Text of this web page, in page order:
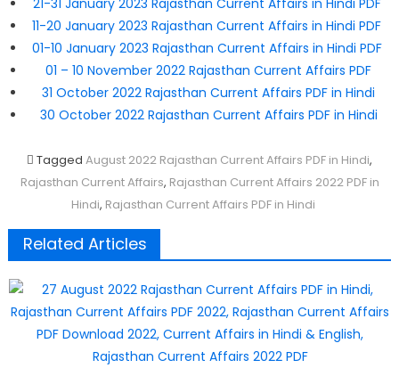
21-31 January 2023 Rajasthan Current Affairs in Hindi PDF
11-20 January 2023 Rajasthan Current Affairs in Hindi PDF
01-10 January 2023 Rajasthan Current Affairs in Hindi PDF
01 – 10 November 2022 Rajasthan Current Affairs PDF
31 October 2022 Rajasthan Current Affairs PDF in Hindi
30 October 2022 Rajasthan Current Affairs PDF in Hindi
Tagged August 2022 Rajasthan Current Affairs PDF in Hindi,
Rajasthan Current Affairs, Rajasthan Current Affairs 2022 PDF in
Hindi, Rajasthan Current Affairs PDF in Hindi
Related Articles